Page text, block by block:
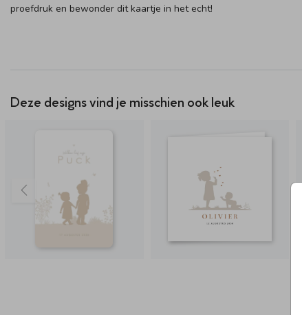
proefdruk en bewonder dit kaartje in het echt!
Deze designs vind je misschien ook leuk